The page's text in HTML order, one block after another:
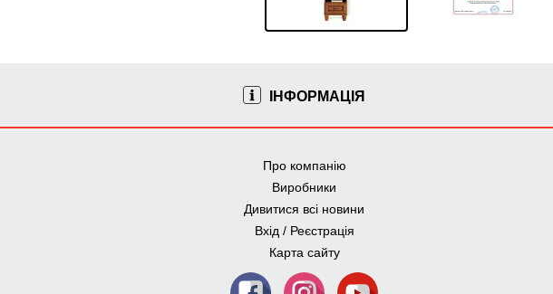
ІНФОРМАЦІЯ
Про компанію
Виробники
Дивитися всі новини
Вхід / Реєстрація
Карта сайту